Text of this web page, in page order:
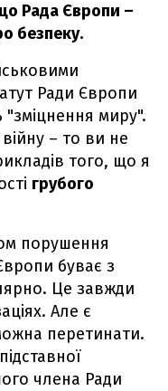
Рада Європи –
безпеку.
Ради Європи
миру".
– то ви не
того, що я
грубого
порушення
буває з
Це завжди
Але є
перетинати.
члена Ради